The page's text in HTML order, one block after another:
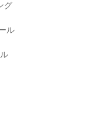
グ
ル